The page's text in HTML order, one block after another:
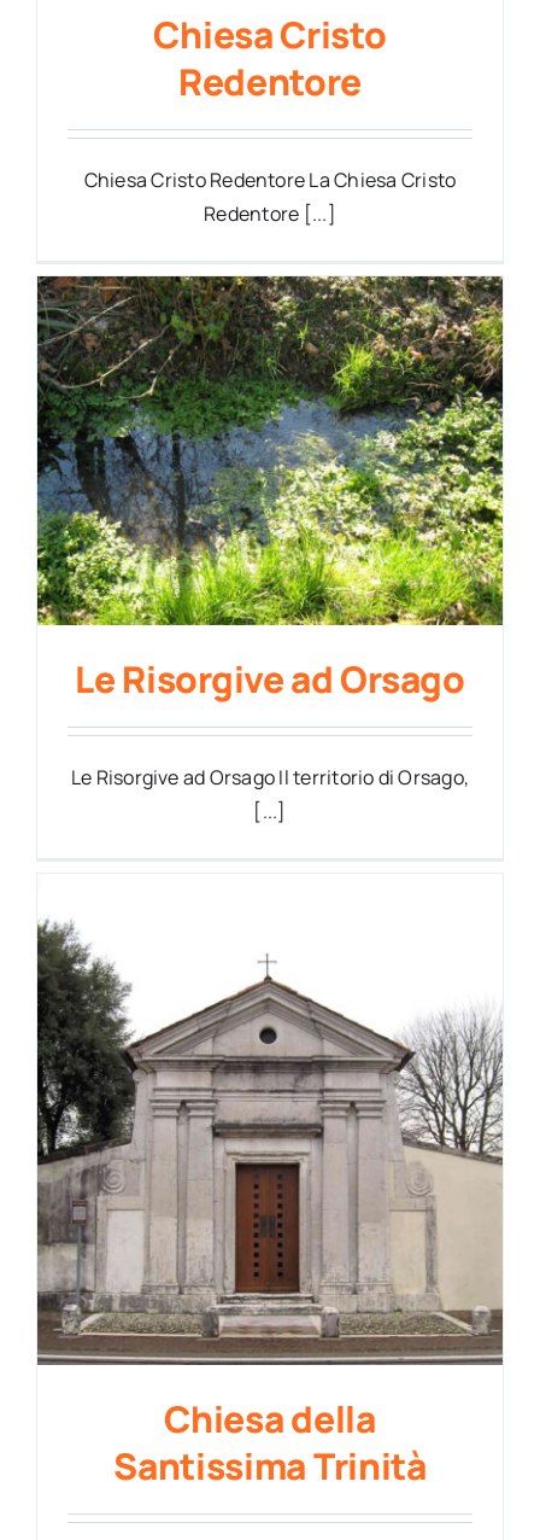
Chiesa Cristo
Redentore
Chiesa Cristo Redentore La Chiesa Cristo
Redentore [...]
Le Risorgive ad Orsago
Le Risorgive ad Orsago Il territorio di Orsago,
[...]
Chiesa della
Santissima Trinità